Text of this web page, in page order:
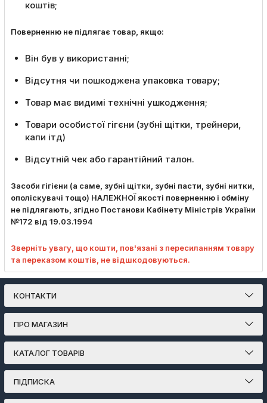
коштів;
Поверненню не підлягає товар, якщо:
Він був у використанні;
Відсутня чи пошкоджена упаковка товару;
Товар має видимі технічні ушкодження;
Товари особистої гігєни (зубні щітки, трейнери,
капи ітд)
Відсутній чек або гарантійний талон.
Засоби гігієни (а саме, зубні щітки, зубні пасти, зубні нитки,
ополіскувачі тощо) НАЛЕЖНОЇ якості поверненню і обміну
не підлягають, згідно Постанови Кабінету Міністрів України
№172 від 19.03.1994
Зверніть увагу, що кошти, пов'язані з пересиланням товару
та переказом коштів, не відшкодовуються.
КОНТАКТИ
ПРО МАГАЗИН
КАТАЛОГ ТОВАРІВ
ПІДПИСКА